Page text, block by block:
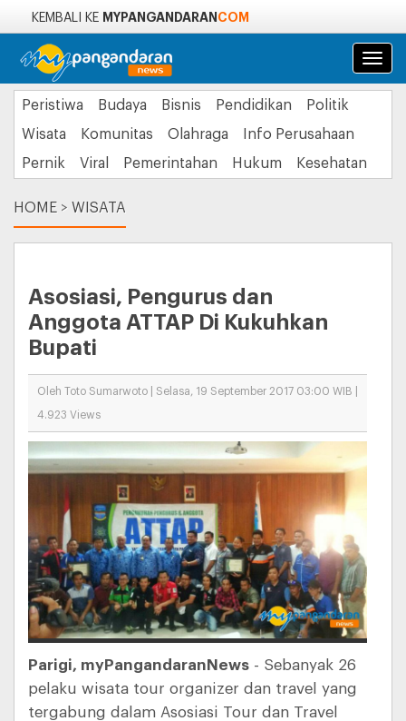
KEMBALI KE MYPANGANDARAN COM
Peristiwa Budaya Bisnis Pendidikan
Politik
Wisata
Komunitas Olahraga
Info Perusahaan
Pernik
Viral Pemerintahan Hukum Kesehatan
HOME > WISATA
Asosiasi, Pengurus dan
Anggota ATTAP Di Kukuhkan
Bupati
Oleh Toto Sumarwoto | Selasa, 19 September 2017 03:00 WIB |
4.923 Views
Parigi, myPangandaranNews - Sebanyak 26
pelaku wisata tour organizer dan travel yang
tergabung dalam Asosiasi Tour dan Travel